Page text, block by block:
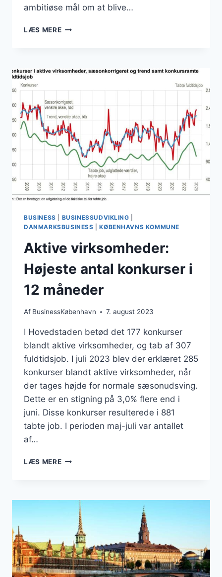
ambitiøse mål om at blive…
LÆS MEREKØBENHAVN:
I
BUSINESS BUSINESSUDVIKLING
DANMARKSBUSINESS |KØBENHAVNS KOMMUNE
Aktive virksomheder:
Højeste antal konkurser i
12 måneder
Af BusinessKøbenhavn 7. august 2023
I Hovedstaden betød det 177 konkurser
blandt aktive virksomheder, og tab af 307
fuldtidsjob. I juli 2023 blev der erklæret 285
konkurser blandt aktive virksomheder, når
der tages højde for normale sæsonudsving.
Dette er en stigning på 3,0% flere end i
juni. Disse konkurser resulterede i 881
tabte job. I perioden maj-juli var antallet
af…
LÆS MEREAKTIVE
KONKURSER
MÅNEDER